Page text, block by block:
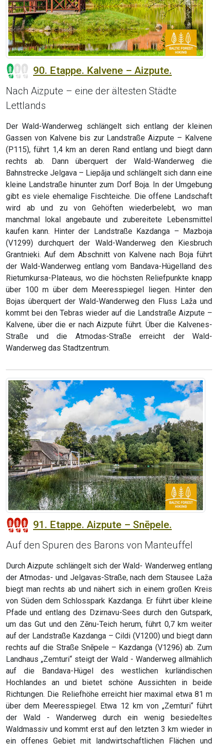
90. Etappe. Kalvene – Aizpute.
Nach Aizpute – eine der ältesten Städte
Lettlands
Der Wald-Wanderweg schlängelt sich entlang der kleinen
Gassen von Kalvene bis zur Landstraße Aizpute – Kalvene
(P115), führt 1,4 km an deren Rand entlang und biegt dann
rechts ab. Dann überquert der Wald-Wanderweg die
Bahnstrecke Jelgava – Liepāja und schlängelt sich dann eine
kleine Landstraße hinunter zum Dorf Boja. In der Umgebung
gibt es viele ehemalige Fischteiche. Die offene Landschaft
wird ab und zu von Gehöften wiederbelebt, wo man
manchmal lokal angebaute und zubereitete Lebensmittel
kaufen kann. Hinter der Landstraße Kazdanga – Mazboja
(V1299) durchquert der Wald-Wanderweg den Kiesbruch
Grantnieki. Auf dem Abschnitt von Kalvene nach Boja führt
der Wald-Wanderweg entlang vom Bandava-Hügelland des
Rietumkursa-Plateaus, wo die höchsten Reliefpunkte knapp
über 100 m über dem Meeresspiegel liegen. Hinter den
Bojas überquert der Wald-Wanderweg den Fluss Laža und
kommt bei den Tebras wieder auf die Landstraße Aizpute –
Kalvene, über die er nach Aizpute führt. Über die Kalvenes-
Straße und die Atmodas-Straße erreicht der Wald-
Wanderweg das Stadtzentrum.
91. Etappe. Aizpute – Snēpele.
Auf den Spuren des Barons von Manteuffel
Durch Aizpute schlängelt sich der Wald- Wanderweg entlang
der Atmodas- und Jelgavas-Straße, nach dem Stausee Laža
biegt man rechts ab und nähert sich in einem großen Kreis
von Süden dem Schlosspark Kazdanga. Er führt über kleine
Pfade und entlang des Dzirnavu-Sees durch den Gutspark,
um das Gut und den Zēnu-Teich herum, führt 0,7 km weiter
auf der Landstraße Kazdanga – Cildi (V1200) und biegt dann
rechts auf die Straße Snēpele – Kazdanga (V1296) ab. Zum
Landhaus „Zemturi“ steigt der Wald - Wanderweg allmählich
auf die Bandava-Hügel des westlichen kurländischen
Hochlandes an und bietet schöne Aussichten in beide
Richtungen. Die Reliefhöhe erreicht hier maximal etwa 81 m
über dem Meeresspiegel. Etwa 12 km von „Zemturi“ führt
der Wald - Wanderweg durch ein wenig besiedeltes
Waldmassiv und kommt erst auf den letzten 3 km wieder in
ein offenes Gebiet mit landwirtschaftlichen Flächen und